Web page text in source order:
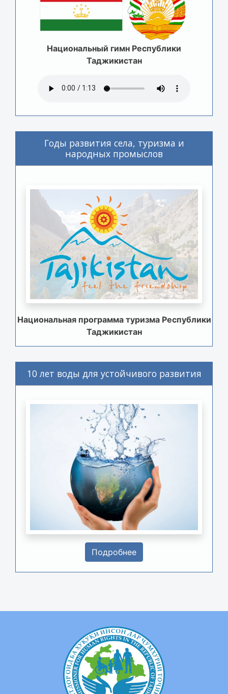
Национальный гимн Республики
Таджикистан
Годы развития села, туризма и
народных промыслов
Национальная программа туризма Республики
Таджикистан
10 лет воды для устойчивого развития
Подробнее